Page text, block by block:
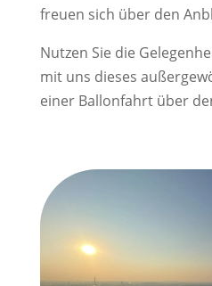
freuen sich über den
Nutzen Sie die
mit uns dieses
einer Ballonfahrt über